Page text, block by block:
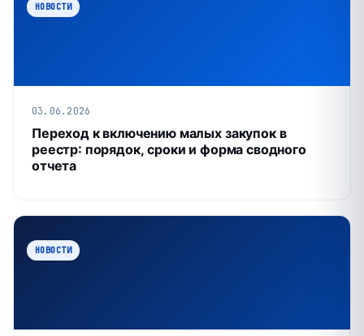
НОВОСТИ
03.06.2026
Переход к включению малых закупок в
реестр: порядок, сроки и форма сводного
отчета
НОВОСТИ